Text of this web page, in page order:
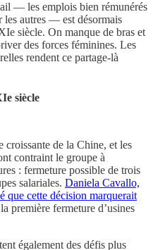
— les emplois bien rémunérés
les autres — est désormais
siècle. On manque de bras et
des forces féminines. Les
rendent ce partage-là
siècle
croissante de la Chine, et les
contraint le groupe à
: fermeture possible de trois
salariales. Daniela Cavallo,
que cette décision marquerait
première fermeture d’usines
également des défis plus